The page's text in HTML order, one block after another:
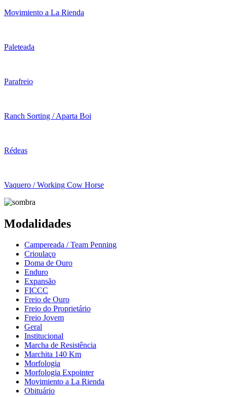
Movimiento a La Rienda
Paleteada
Parafreio
Ranch Sorting / Aparta Boi
Rédeas
Vaquero / Working Cow Horse
Modalidades
Campereada / Team Penning
Crioulaço
Doma de Ouro
Enduro
Expansão
FICCC
Freio de Ouro
Freio do Proprietário
Freio Jovem
Geral
Institucional
Marcha de Resistência
Marchita 140 Km
Morfologia
Morfologia Expointer
Movimiento a La Rienda
Obituário